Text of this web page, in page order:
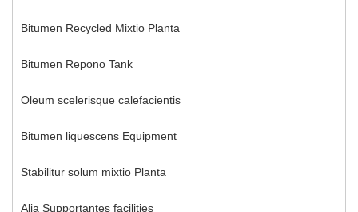
Bitumen Recycled Mixtio Planta
Bitumen Repono Tank
Oleum scelerisque calefacientis
Bitumen liquescens Equipment
Stabilitur solum mixtio Planta
Alia Supportantes facilities